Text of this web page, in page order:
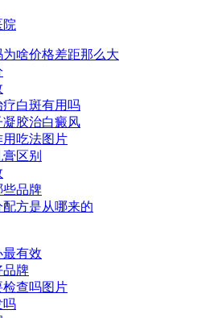
院
啥价格差距那么大
白斑有用吗
胶治白癜风
吃法图片
区别
些品牌
方是从哪来的
有效
品牌
查吗图片
吗